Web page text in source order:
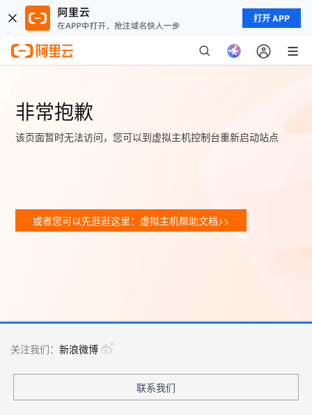
打开 APP
非常抱歉
该页面暂时无法访问，您可以到虚拟主机控制台重新启动站点
或者您可以先逛逛这里：虚拟主机帮助文档>>